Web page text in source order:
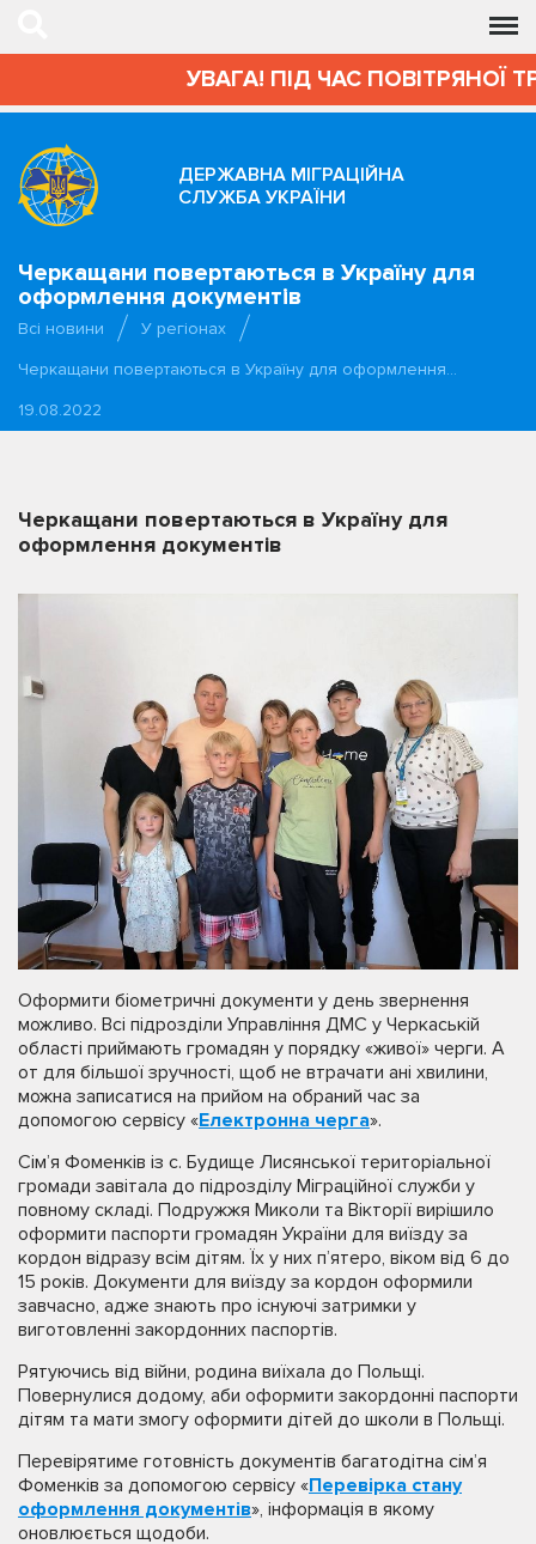
УВАГА! ПІД ЧАС ПОВІТРЯНОЇ
ДЕРЖАВНА МІГРАЦІЙНА
СЛУЖБА УКРАЇНИ
Черкащани повертаються в Україну для
оформлення документів
Всі новини
У регіонах
Черкащани повертаються в Україну для оформлення…
19.08.2022
Черкащани повертаються в Україну для
оформлення документів
Оформити біометричні документи у день звернення
можливо. Всі підрозділи Управління ДМС у Черкаській
області приймають громадян у порядку «живої» черги. А
от для більшої зручності, щоб не втрачати ані хвилини,
можна записатися на прийом на обраний час за
допомогою сервісу «Електронна черга».
Сім’я Фоменків із с. Будище Лисянської територіальної
громади завітала до підрозділу Міграційної служби у
повному складі. Подружжя Миколи та Вікторії вирішило
оформити паспорти громадян України для виїзду за
кордон відразу всім дітям. Їх у них п’ятеро, віком від 6 до
15 років. Документи для виїзду за кордон оформили
завчасно, адже знають про існуючі затримки у
виготовленні закордонних паспортів.
Рятуючись від війни, родина виїхала до Польщі.
Повернулися додому, аби оформити закордонні паспорти
дітям та мати змогу оформити дітей до школи в Польщі.
Перевірятиме готовність документів багатодітна сім’я
Фоменків за допомогою сервісу «Перевірка стану
оформлення документів», інформація в якому
оновлюється щодоби.